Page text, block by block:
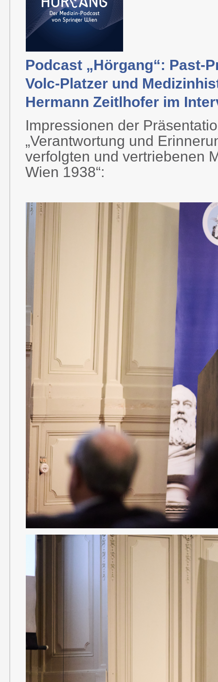
Podcast „Hörgang“: Past-
Volc-Platzer und
Hermann Zeitlhofer im
Impressionen der
„Verantwortung und
verfolgten und vertriebenen
Wien 1938“: